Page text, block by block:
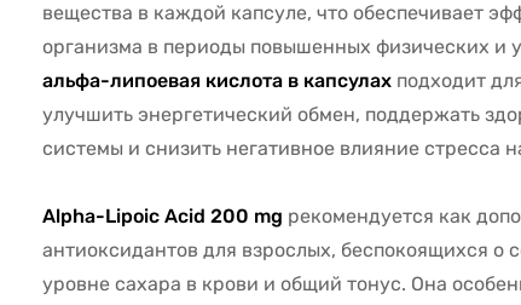
вещества в каждой капсуле, что обеспечивает
организма в периоды повышенных физических и
альфа-липоевая кислота в капсулах подходит
улучшить энергетический обмен, поддержать
системы и снизить негативное влияние стресса
Alpha-Lipoic Acid 200 mg рекомендуется как
антиоксидантов для взрослых, беспокоящихся о
уровне сахара в крови и общий тонус. Она